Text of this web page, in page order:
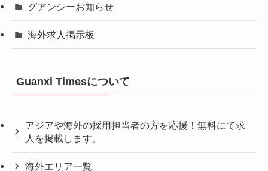
グアンシーお知らせ
海外求人掲示板
Guanxi Timesについて
アジアや海外の採用担当者の方を応援！無料にて求
人を掲載します。
海外エリア一覧